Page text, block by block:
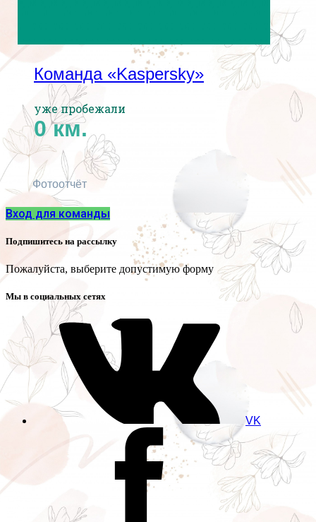
Команда «Kaspersky»
уже пробежали
0 км.
Фотоотчёт
Вход для команды
Подпишитесь на рассылку
Пожалуйста, выберите допустимую форму
Мы в социальных сетях
VK